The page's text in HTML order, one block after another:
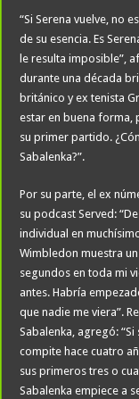
“Si Serena vuelve, no
de su esencia. Es
le resulta imposible”,
durante una década
británico y ex tenista
estar en buena forma,
su primer partido.
Sabalenka?”.
Por su parte, el ex
su podcast Served:
individual en
Wimbledon muestra
segundos en toda mi
antes. Habría
que nadie me viera”.
Sabalenka, agregó:
compite hace cuatro
sus primeros tres o
Sabalenka empiece a